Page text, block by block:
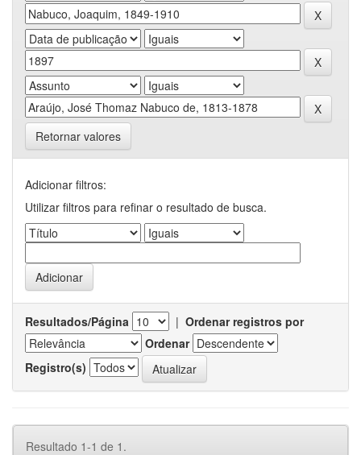
Retornar valores
Adicionar filtros:
Utilizar filtros para refinar o resultado de busca.
Resultados/Página | Ordenar registros por
Ordenar
Registro(s)
Resultado 1-1 de 1.